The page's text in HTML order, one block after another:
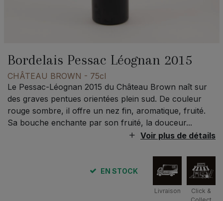
Bordelais Pessac Léognan 2015
CHÂTEAU BROWN - 75cl
Le Pessac-Léognan 2015 du Château Brown naît sur
des graves pentues orientées plein sud. De couleur
rouge sombre, il offre un nez fin, aromatique, fruité.
Sa bouche enchante par son fruité, la douceur...
Voir plus de détails
EN STOCK
Livraison
Click &